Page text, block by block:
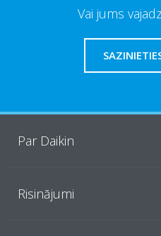
Vai jums
Par Daikin
Risinājumi